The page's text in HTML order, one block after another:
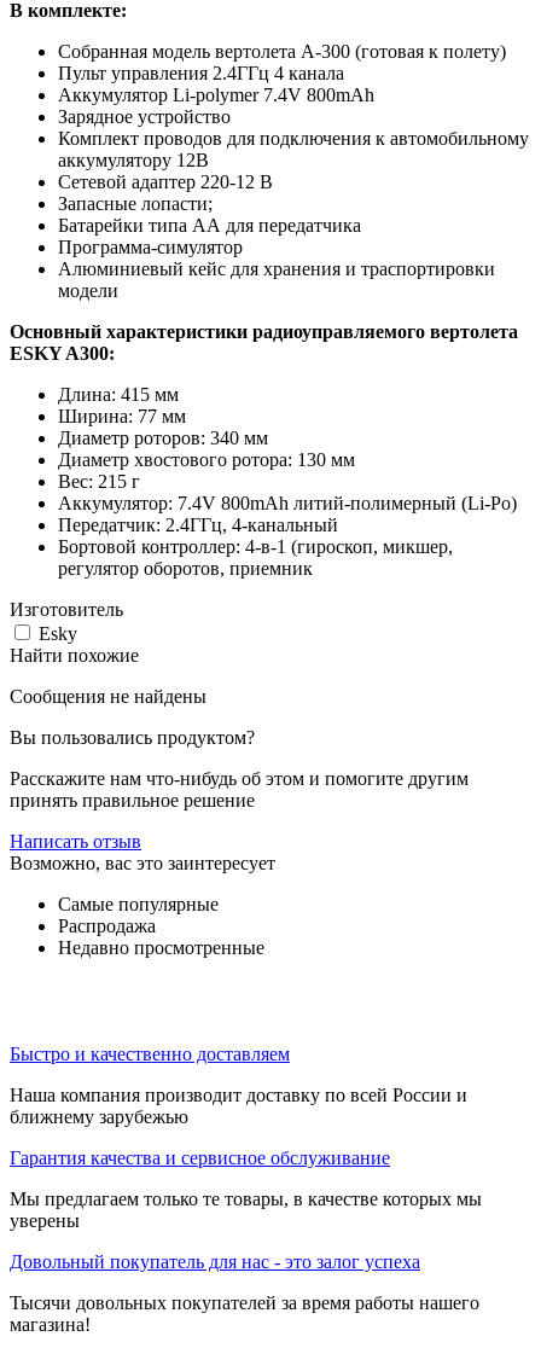
В комплекте:
Собранная модель вертолета А-300 (готовая к полету)
Пульт управления 2.4ГГц 4 канала
Аккумулятор Li-polymer 7.4V 800mAh
Зарядное устройство
Комплект проводов для подключения к автомобильному
аккумулятору 12В
Сетевой адаптер 220-12 В
Запасные лопасти;
Батарейки типа АА для передатчика
Программа-симулятор
Алюминиевый кейс для хранения и траспортировки
модели
Основный характеристики радиоуправляемого вертолета
ESKY A300:
Длина: 415 мм
Ширина: 77 мм
Диаметр роторов: 340 мм
Диаметр хвостового ротора: 130 мм
Вес: 215 г
Аккумулятор: 7.4V 800mAh литий-полимерный (Li-Po)
Передатчик: 2.4ГГц, 4-канальный
Бортовой контроллер: 4-в-1 (гироскоп, микшер,
регулятор оборотов, приемник
Изготовитель
Esky
Найти похожие
Сообщения не найдены
Вы пользовались продуктом?
Расскажите нам что-нибудь об этом и помогите другим
принять правильное решение
Написать отзыв
Возможно, вас это заинтересует
Самые популярные
Распродажа
Недавно просмотренные
Быстро и качественно доставляем
Наша компания производит доставку по всей России и
ближнему зарубежью
Гарантия качества и сервисное обслуживание
Мы предлагаем только те товары, в качестве которых мы
уверены
Довольный покупатель для нас - это залог успеха
Тысячи довольных покупателей за время работы нашего
магазина!